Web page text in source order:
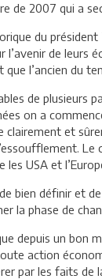
de 2007 qui a
du
l’avenir de leurs
l’ancien du
de plusieurs
on a
clairement et
Le
USA et
bien définir et
la phase de
depuis un bon
action
par les faits